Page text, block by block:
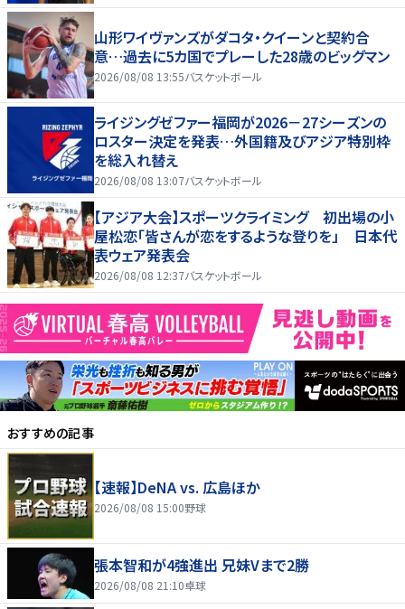
山形ワイヴァンズがダコタ・クイーンと契約合
意…過去に5カ国でプレーした28歳のビッグマン
2026/08/08 13:55バスケットボール
ライジングゼファー福岡が2026－27シーズンの
ロスター決定を発表…外国籍及びアジア特別枠
を総入れ替え
2026/08/08 13:07バスケットボール
【アジア大会】スポーツクライミング 初出場の小
屋松恋「皆さんが恋をするような登りを」 日本代
表ウェア発表会
2026/08/08 12:37バスケットボール
おすすめの記事
【速報】DeNA vs. 広島ほか
2026/08/08 15:00野球
張本智和が4強進出 兄妹Vまで2勝
2026/08/08 21:10卓球